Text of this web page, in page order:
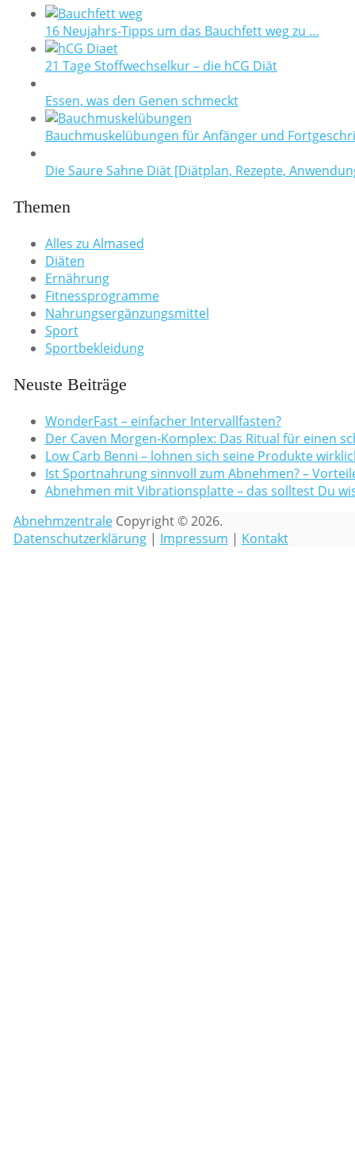
16 Neujahrs-Tipps um das Bauchfett weg zu …
21 Tage Stoffwechselkur – die hCG Diät
Essen, was den Genen schmeckt
Bauchmuskelübungen für Anfänger und
Die Saure Sahne Diät [Diätplan, Rezepte,
Themen
Alles zu Almased
Diäten
Ernährung
Fitnessprogramme
Nahrungsergänzungsmittel
Sport
Sportbekleidung
Neuste Beiträge
WonderFast – einfacher Intervallfasten?
Der Caven Morgen-Komplex: Das Ritual für einen
Low Carb Benni – lohnen sich seine Produkte
Ist Sportnahrung sinnvoll zum Abnehmen? –
Abnehmen mit Vibrationsplatte – das solltest Du
AbnehmzentraleCopyright © 2026.
Datenschutzerklärung| Impressum | Kontakt